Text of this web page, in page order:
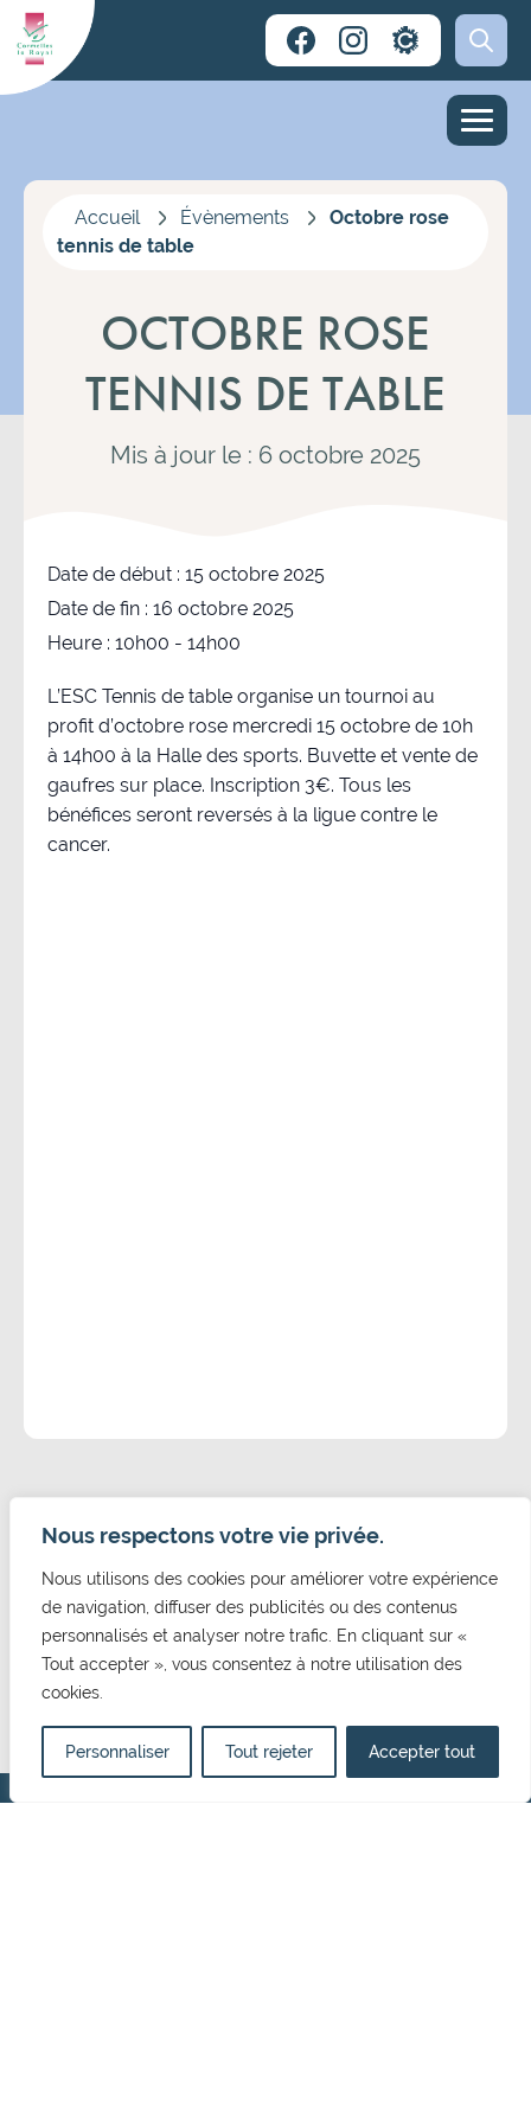
Nous respectons votre vie privée.
Nous utilisons des cookies pour améliorer votre expérience
de navigation, diffuser des publicités ou des contenus
personnalisés et analyser notre trafic. En cliquant sur «
Tout accepter », vous consentez à notre utilisation des
cookies.
Personnaliser Tout rejeter Accepter tout
Accueil Évènements
Octobre rose
tennis de table
OCTOBRE ROSE
TENNIS DE TABLE
Mis à jour le : 6 octobre 2025
Date de début : 15 octobre 2025
Date de fin : 16 octobre 2025
Heure : 10h00 - 14h00
L’ESC Tennis de table organise un tournoi au
profit d’octobre rose mercredi 15 octobre de 10h
à 14h00 à la Halle des sports. Buvette et vente de
gaufres sur place. Inscription 3€. Tous les
bénéfices seront reversés à la ligue contre le
cancer.
CONTACT
Mairie de Cormelles Le Royal
20 rue de l'Eglise 14123, Cormelles Le Royal
02 31 52 12 29
mairie@cormellesleroyal.fr